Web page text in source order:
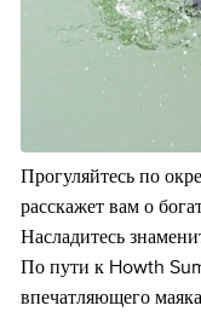
Прогуляйтесь по
расскажет вам о
Насладитесь
По пути к Howth
впечатляющего